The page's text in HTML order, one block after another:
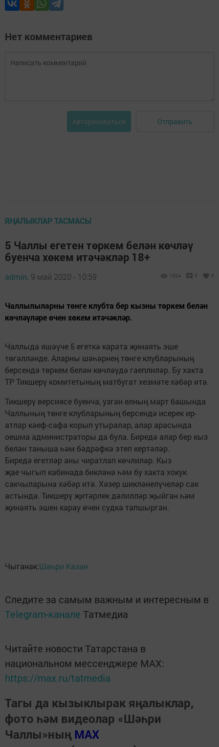
Нет комментариев
Авторизоваться Отправить
ЯҢАЛЫКЛАР ТАСМАСЫ
5 Чаллы егетен төркем белән көчләү
буенча хөкем итәчәкләр 18+
admin, 9 май 2020 - 10:59 1024 0 0
Чаллылыларны төнге клубта бер кызны төркем белән
көчләүләре өчен хөкем итәчәкләр.
Чаллыда яшәүче 5 егеткә карата җинаять эше
төгәлләнде. Аларны шәһәрнең төнге клубларының
берсендә төркем белән көчләүдә гаеплиләр. Бу хакта
ТР Тикшерү комитетының матбугат хезмәте хәбәр итә.
Тикшерү версиясе буенча, узган елның март башында
Чаллының төнге клубларының берсендә исерек ир-
атлар кәеф-сафа корып утыралар, алар арасында
оешма администраторы да була. Биредә алар бер кыз
белән таныша һәм бәдрәфкә этеп кертәләр.
Биредә егетләр аны чиратлап көчлиләр. Кыз
җае чыгып кабинада бикләнә һәм бу хакта хокук
сакчыларына хәбәр итә. Хәзер шикләнелүчеләр сак
астында. Тикшерү җитәрлек дәлилләр җыйган һәм
җинаять эшен карау өчен судка тапшырган.
Чыганак:Шәһри Казан
Следите за самым важным и интересным в
Telegram-канале Татмедиа
Читайте новости Татарстана в
национальном мессенджере MАХ:
https://max.ru/tatmedia
Тагы да кызыклырак яңалыклар,
фото һәм видеолар «Шәһри
Чаллы»ның MAX